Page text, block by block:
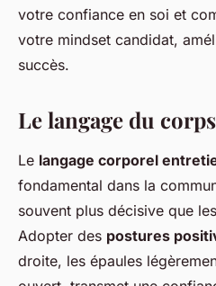
votre confiance en soi et
votre mindset candidat,
succès.
Le langage du
Le langage corporel
fondamental dans la
souvent plus décisive que
Adopter des postures
droite, les épaules